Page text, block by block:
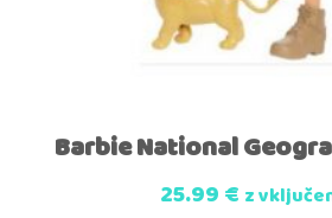
Barbie National
25.99€ z